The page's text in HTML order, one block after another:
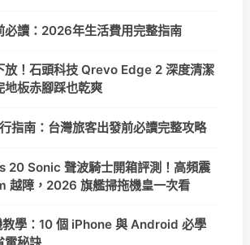
必讀：2026年生活費用完整指南
放！石頭科技 Qrevo Edge 2 深度清潔
地板赤腳踩也乾爽
指南：台灣旅客出發前必讀完整攻略
20 Sonic 聲波騎士開箱評測！高頻震
越障，2026 旗艦掃拖機皇一次看
學：10 個 iPhone 與 Android 必學